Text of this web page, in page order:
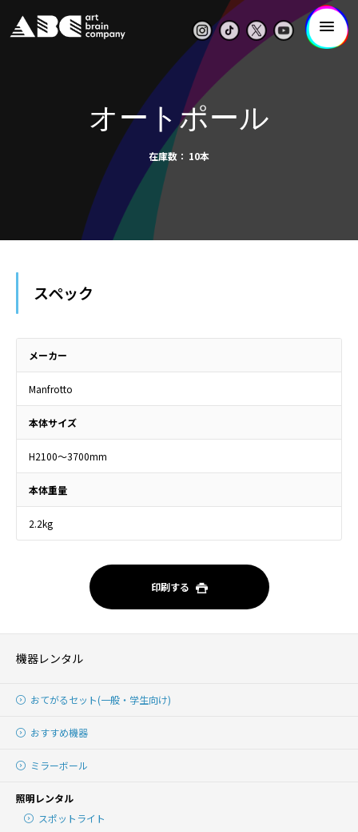
オートポール
在庫数 10本
スペック
メーカー
Manfrotto
本体サイズ
H2100～3700mm
本体重量
2.2kg
印刷する
機器レンタル
おてがるセット(一般・学生向け)
おすすめ機器
ミラーボール
照明レンタル
スポットライト